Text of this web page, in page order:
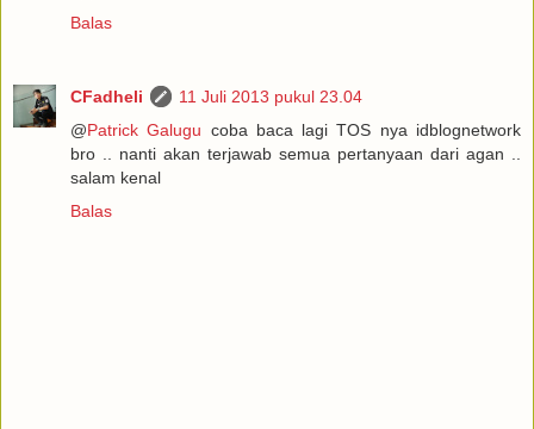
Balas
CFadheli
11 Juli 2013 pukul 23.04
@Patrick Galugu coba baca lagi TOS nya idblognetwork
bro .. nanti akan terjawab semua pertanyaan dari agan ..
salam kenal
Balas